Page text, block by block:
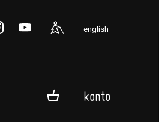
english
konto